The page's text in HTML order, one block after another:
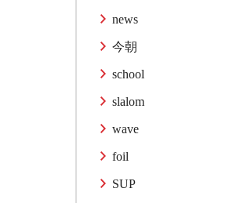
news
今朝
school
slalom
wave
foil
SUP